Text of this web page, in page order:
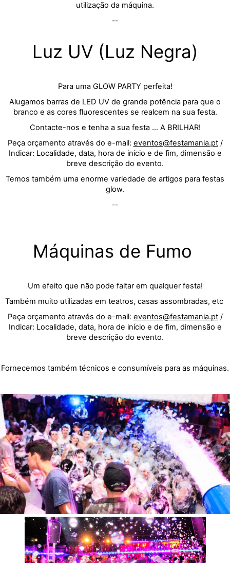
utilização da máquina.
--
Luz UV (Luz Negra)
Para uma GLOW PARTY perfeita!
Alugamos barras de LED UV de grande potência para que o
branco e as cores fluorescentes se realcem na sua festa.
Contacte-nos e tenha a sua festa ... A BRILHAR!
Peça orçamento através do e-mail: eventos@festamania.pt/
Indicar: Localidade, data, hora de início e de fim, dimensão e
breve descrição do evento.
Temos também uma enorme variedade de artigos para festas
glow.
--
Máquinas de Fumo
Um efeito que não pode faltar em qualquer festa!
Também muito utilizadas em teatros, casas assombradas, etc
Peça orçamento através do e-mail: eventos@festamania.pt/
Indicar: Localidade, data, hora de início e de fim, dimensão e
breve descrição do evento.
Fornecemos também técnicos e consumíveis para as máquinas.